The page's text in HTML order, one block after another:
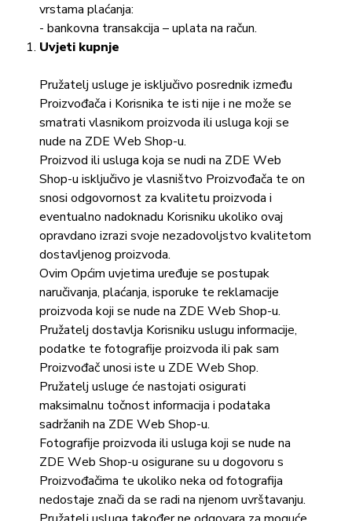
vrstama plaćanja:
- bankovna transakcija – uplata na račun.
Uvjeti kupnje
Pružatelj usluge je isključivo posrednik između
Proizvođača i Korisnika te isti nije i ne može se
smatrati vlasnikom proizvoda ili usluga koji se
nude na ZDE Web Shop-u.
Proizvod ili usluga koja se nudi na ZDE Web
Shop-u isključivo je vlasništvo Proizvođača te on
snosi odgovornost za kvalitetu proizvoda i
eventualno nadoknadu Korisniku ukoliko ovaj
opravdano izrazi svoje nezadovoljstvo kvalitetom
dostavljenog proizvoda.
Ovim Općim uvjetima uređuje se postupak
naručivanja, plaćanja, isporuke te reklamacije
proizvoda koji se nude na ZDE Web Shop-u.
Pružatelj dostavlja Korisniku uslugu informacije,
podatke te fotografije proizvoda ili pak sam
Proizvođač unosi iste u ZDE Web Shop.
Pružatelj usluge će nastojati osigurati
maksimalnu točnost informacija i podataka
sadržanih na ZDE Web Shop-u.
Fotografije proizvoda ili usluga koji se nude na
ZDE Web Shop-u osigurane su u dogovoru s
Proizvođačima te ukoliko neka od fotografija
nedostaje znači da se radi na njenom uvrštavanju.